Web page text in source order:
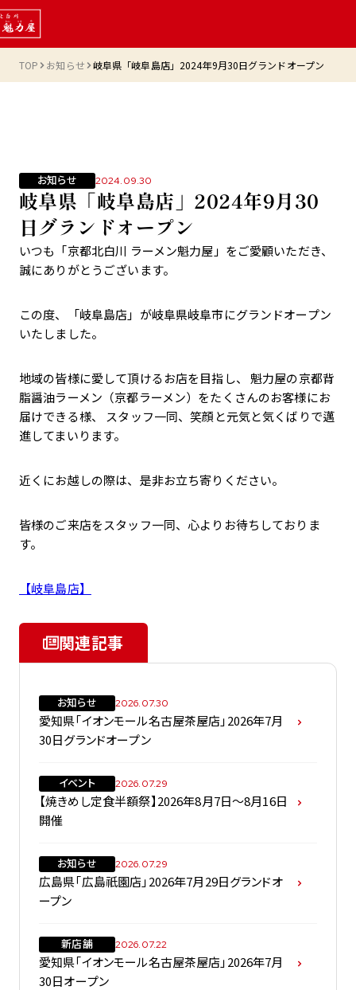
TOP お知らせ 岐阜県「岐阜島店」2024年9月30日グランドオープン
お知らせ 2024.09.30
岐阜県「岐阜島店」2024年9月30
日グランドオープン
いつも「京都北白川 ラーメン魁力屋」をご愛顧いただき、
誠にありがとうございます。
この度、「岐阜島店」が岐阜県岐阜市にグランドオープン
いたしました。
地域の皆様に愛して頂けるお店を目指し、 魁力屋の京都背
脂醤油ラーメン（京都ラーメン）をたくさんのお客様にお
届けできる様、 スタッフ一同、笑顔と元気と気くばりで邁
進してまいります。
近くにお越しの際は、是非お立ち寄りください。
皆様のご来店をスタッフ一同、心よりお待ちしておりま
す。
【岐阜島店】
関連記事
お知らせ 2026.07.30
愛知県「イオンモール名古屋茶屋店」2026年7月
30日グランドオープン
イベント 2026.07.29
【焼きめし定食半額祭】2026年8月7日～8月16日
開催
お知らせ 2026.07.29
広島県「広島祇園店」2026年7月29日グランドオ
ープン
新店舗 2026.07.22
愛知県「イオンモール名古屋茶屋店」2026年7月
30日オープン